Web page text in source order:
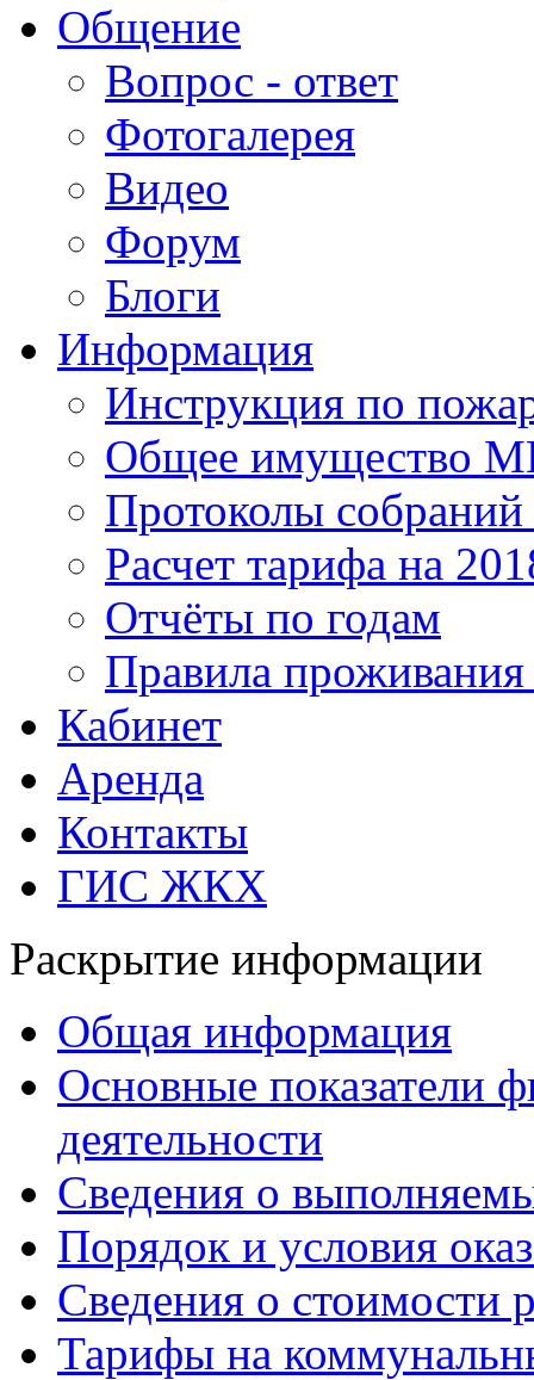
Общение
Вопрос - ответ
Фотогалерея
Видео
Форум
Блоги
Информация
Инструкция по
Общее имущество
Протоколы
Расчет тарифа на
Отчёты по годам
Правила
Кабинет
Аренда
Контакты
ГИС ЖКХ
Раскрытие информации
Общая информация
Основные показатели
деятельности
Сведения о
Порядок и условия
Сведения о стоимости
Тарифы на